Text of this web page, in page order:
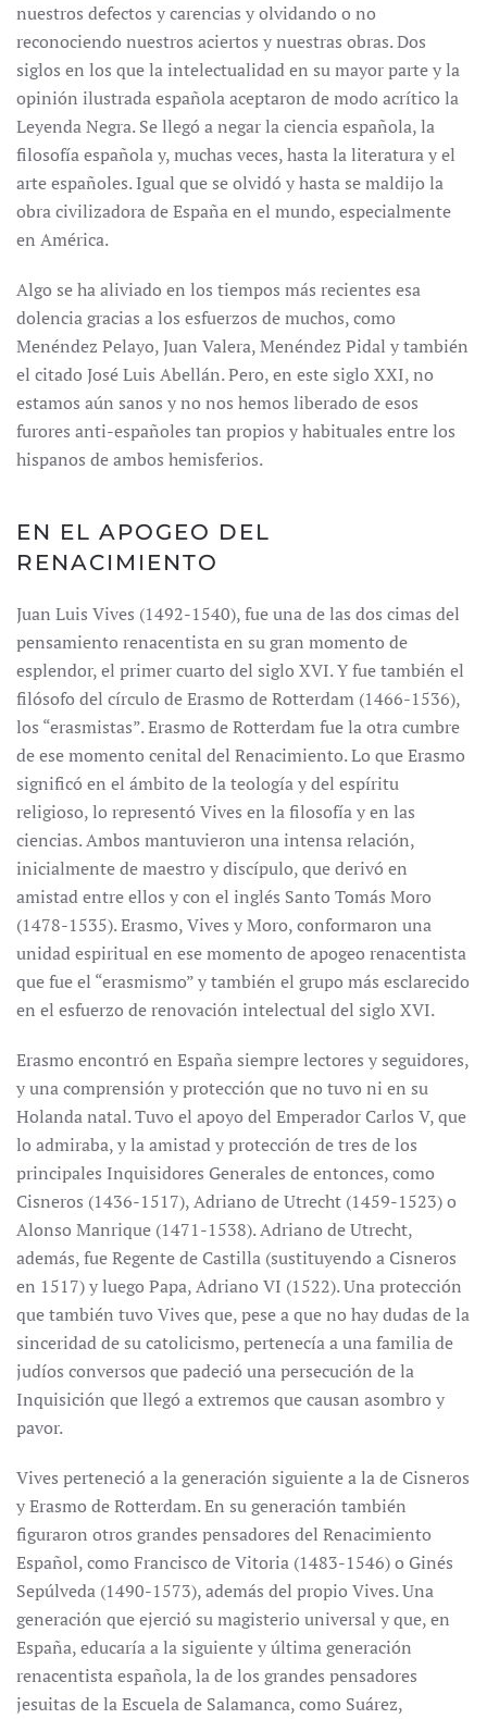
nuestros defectos y carencias y olvidando o no
reconociendo nuestros aciertos y nuestras obras. Dos
siglos en los que la intelectualidad en su mayor parte y la
opinión ilustrada española aceptaron de modo acrítico la
Leyenda Negra. Se llegó a negar la ciencia española, la
filosofía española y, muchas veces, hasta la literatura y el
arte españoles. Igual que se olvidó y hasta se maldijo la
obra civilizadora de España en el mundo, especialmente
en América.
Algo se ha aliviado en los tiempos más recientes esa
dolencia gracias a los esfuerzos de muchos, como
Menéndez Pelayo, Juan Valera, Menéndez Pidal y también
el citado José Luis Abellán. Pero, en este siglo XXI, no
estamos aún sanos y no nos hemos liberado de esos
furores anti-españoles tan propios y habituales entre los
hispanos de ambos hemisferios.
EN EL APOGEO DEL
RENACIMIENTO
Juan Luis Vives (1492-1540), fue una de las dos cimas del
pensamiento renacentista en su gran momento de
esplendor, el primer cuarto del siglo XVI. Y fue también el
filósofo del círculo de Erasmo de Rotterdam (1466-1536),
los “erasmistas”. Erasmo de Rotterdam fue la otra cumbre
de ese momento cenital del Renacimiento. Lo que Erasmo
significó en el ámbito de la teología y del espíritu
religioso, lo representó Vives en la filosofía y en las
ciencias. Ambos mantuvieron una intensa relación,
inicialmente de maestro y discípulo, que derivó en
amistad entre ellos y con el inglés Santo Tomás Moro
(1478-1535). Erasmo, Vives y Moro, conformaron una
unidad espiritual en ese momento de apogeo renacentista
que fue el “erasmismo” y también el grupo más esclarecido
en el esfuerzo de renovación intelectual del siglo XVI.
Erasmo encontró en España siempre lectores y seguidores,
y una comprensión y protección que no tuvo ni en su
Holanda natal. Tuvo el apoyo del Emperador Carlos V, que
lo admiraba, y la amistad y protección de tres de los
principales Inquisidores Generales de entonces, como
Cisneros (1436-1517), Adriano de Utrecht (1459-1523) o
Alonso Manrique (1471-1538). Adriano de Utrecht,
además, fue Regente de Castilla (sustituyendo a Cisneros
en 1517) y luego Papa, Adriano VI (1522). Una protección
que también tuvo Vives que, pese a que no hay dudas de la
sinceridad de su catolicismo, pertenecía a una familia de
judíos conversos que padeció una persecución de la
Inquisición que llegó a extremos que causan asombro y
pavor.
Vives perteneció a la generación siguiente a la de Cisneros
y Erasmo de Rotterdam. En su generación también
figuraron otros grandes pensadores del Renacimiento
Español, como Francisco de Vitoria (1483-1546) o Ginés
Sepúlveda (1490-1573), además del propio Vives. Una
generación que ejerció su magisterio universal y que, en
España, educaría a la siguiente y última generación
renacentista española, la de los grandes pensadores
jesuitas de la Escuela de Salamanca, como Suárez,